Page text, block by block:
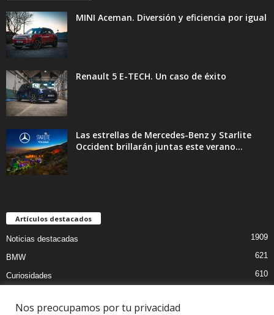
MINI Aceman. Diversión y eficiencia por igual
Renault 5 E-TECH. Un caso de éxito
Las estrellas de Mercedes-Benz y Starlite
Occident brillarán juntas este verano...
Artículos destacados
Noticias destacadas 1909
BMW 621
Curiosidades 610
AudiNos preocupamos por tu privacidad